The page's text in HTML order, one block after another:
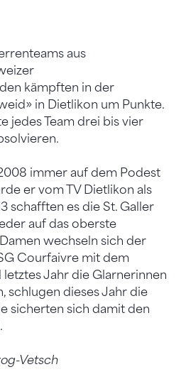
aus
kämpften in der
in Dietlikon um Punkte.
jedes Team drei bis vier
immer auf dem Podest
er vom TV Dietlikon als
schafften es die St. Galler
auf das oberste
wechseln sich der
Courfaivre mit dem
Jahr die Glarnerinnen
schlugen dieses Jahr die
sicherten sich damit den
Vetsch